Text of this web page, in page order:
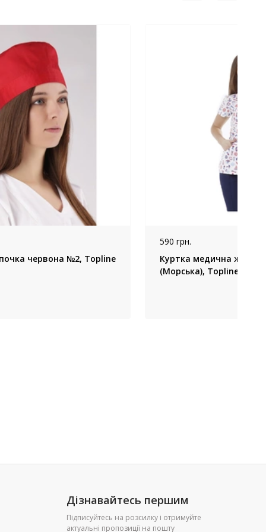
червона №2, Topline
590 грн.
Куртка медична жіноча
(Морська), Topline
Дізнавайтесь першим
Підписуйтесь на розсилку і отримуйте
актуальні пропозиції на пошту